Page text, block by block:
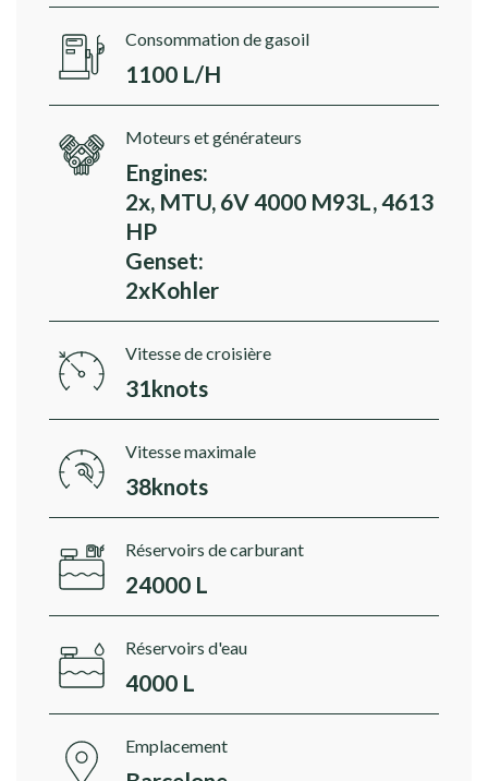
Consommation de gasoil
1100 L/H
Moteurs et générateurs
Engines:
2x, MTU, 6V 4000 M93L, 4613
HP
Genset:
2xKohler
Vitesse de croisière
31knots
Vitesse maximale
38knots
Réservoirs de carburant
24000 L
Réservoirs d'eau
4000 L
Emplacement